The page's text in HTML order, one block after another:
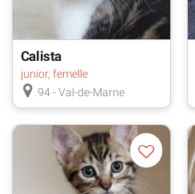
Calista
junior, femelle
94 - Val-de-Marne